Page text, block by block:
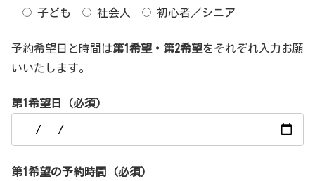
子ども
社会人 初心者／シニア
予約希望日と時間は第1希望・第2希望をそれぞれ入力お願
いいたします。
第1希望日（必須）
第1希望の予約時間（必須）